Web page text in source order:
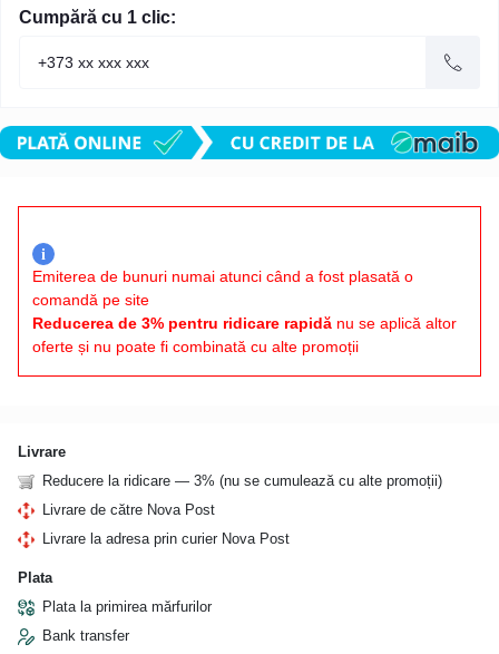
Cumpără cu 1 clic:
i
Emiterea de bunuri numai atunci când a fost plasată o
comandă pe site
Reducerea de 3% pentru ridicare rapidă nu se aplică altor
oferte și nu poate fi combinată cu alte promoții
Livrare
Reducere la ridicare — 3% (nu se cumulează cu alte promoții)
Livrare de către Nova Post
Livrare la adresa prin curier Nova Post
Plata
Plata la primirea mărfurilor
Bank transfer